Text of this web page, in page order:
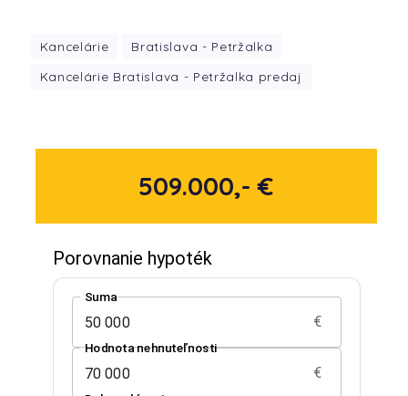
Kancelárie
Bratislava - Petržalka
Kancelárie Bratislava - Petržalka predaj
509.000,- €